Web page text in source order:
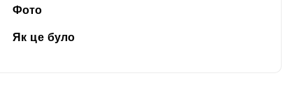
Фото
Як це було